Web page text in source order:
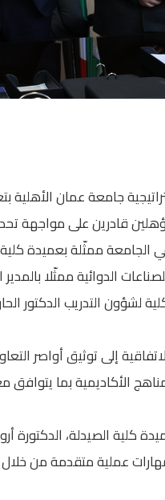
جامعة عمان الأهلية
قادرين على مواجهة
الجامعة ممثّلة بعميدة
الدوائية ممثّلا
لشؤون التدريب الدكتور
إلى توثيق أواصر
الأكاديمية بما
كلية الصيدلة،
عملية متقدمة من خلال